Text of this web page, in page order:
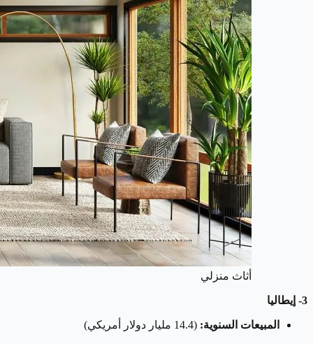
أثاث منزلي
3- إيطاليا
المبيعات السنوية: (14.4 مليار دولار أمريكي)